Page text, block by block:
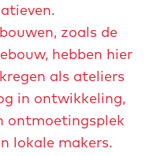
zoals de
hebben hier
als ateliers
in ontwikkeling,
ontmoetingsplek
lokale makers.